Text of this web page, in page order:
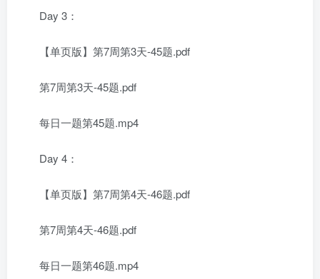
Day 3：
【单页版】第7周第3天-45题.pdf
第7周第3天-45题.pdf
每日一题第45题.mp4
Day 4：
【单页版】第7周第4天-46题.pdf
第7周第4天-46题.pdf
每日一题第46题.mp4